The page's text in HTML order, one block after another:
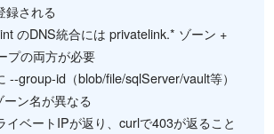
録される
のDNS統合には privatelink.* ゾーン +
プの両方が必要
--group-id（blob/file/sqlServer/vault等）
ン名が異なる
イベートIPが返り、curlで403が返ること